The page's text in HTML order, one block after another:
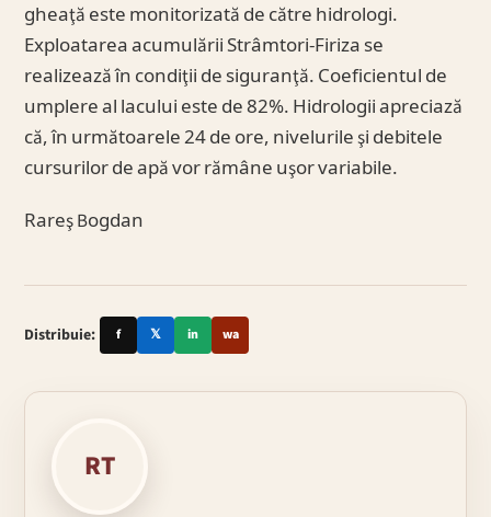
gheaţă este monitorizată de către hidrologi.
Exploatarea acumulării Strâmtori-Firiza se
realizează în condiţii de siguranţă. Coeficientul de
umplere al lacului este de 82%. Hidrologii apreciază
că, în următoarele 24 de ore, nivelurile şi debitele
cursurilor de apă vor rămâne uşor variabile.
Rareş Bogdan
Distribuie: f 𝕏 in wa
RT